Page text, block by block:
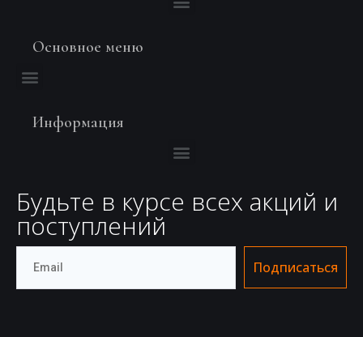
Основное меню
Информация
Будьте в курсе всех акций и
поступлений
Подписаться